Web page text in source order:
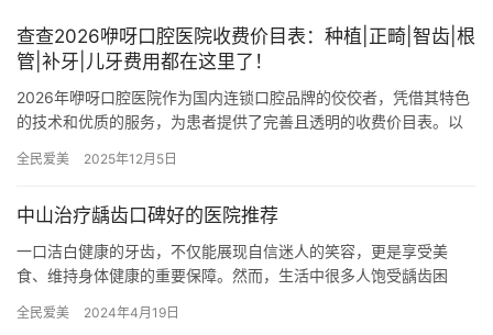
查查2026咿呀口腔医院收费价目表：种植|正畸|智齿|根
管|补牙|儿牙费用都在这里了！
2026年咿呀口腔医院作为国内连锁口腔品牌的佼佼者，凭借其特色
的技术和优质的服务，为患者提供了完善且透明的收费价目表。以
用。…
全民爱美 2025年12月5日
中山治疗龋齿口碑好的医院推荐
一口洁白健康的牙齿，不仅能展现自信迷人的笑容，更是享受美
食、维持身体健康的重要保障。然而，生活中很多人饱受龋齿困
作为粤港澳…
全民爱美 2024年4月19日